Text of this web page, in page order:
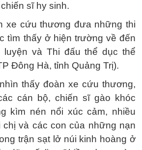
sĩ hy sinh.
xe cứu thương đưa những thi
tìm thấy ở hiện trường về đến
luyện và Thi đấu thể dục thể
Đông Hà, tỉnh Quảng Trị).
thấy đoàn xe cứu thương,
cán bộ, chiến sĩ gào khóc
kìm nén nổi xúc cảm, nhiều
và các con của những nạn
trận sạt lở núi kinh hoàng ở